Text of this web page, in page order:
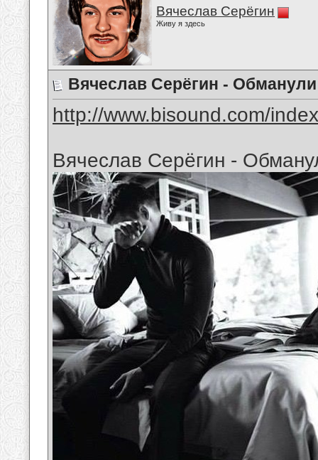
Вячеслав Серёгин
Живу я здесь
Вячеслав Серёгин -
http://www.bisound.com/
Вячеслав Серёгин -